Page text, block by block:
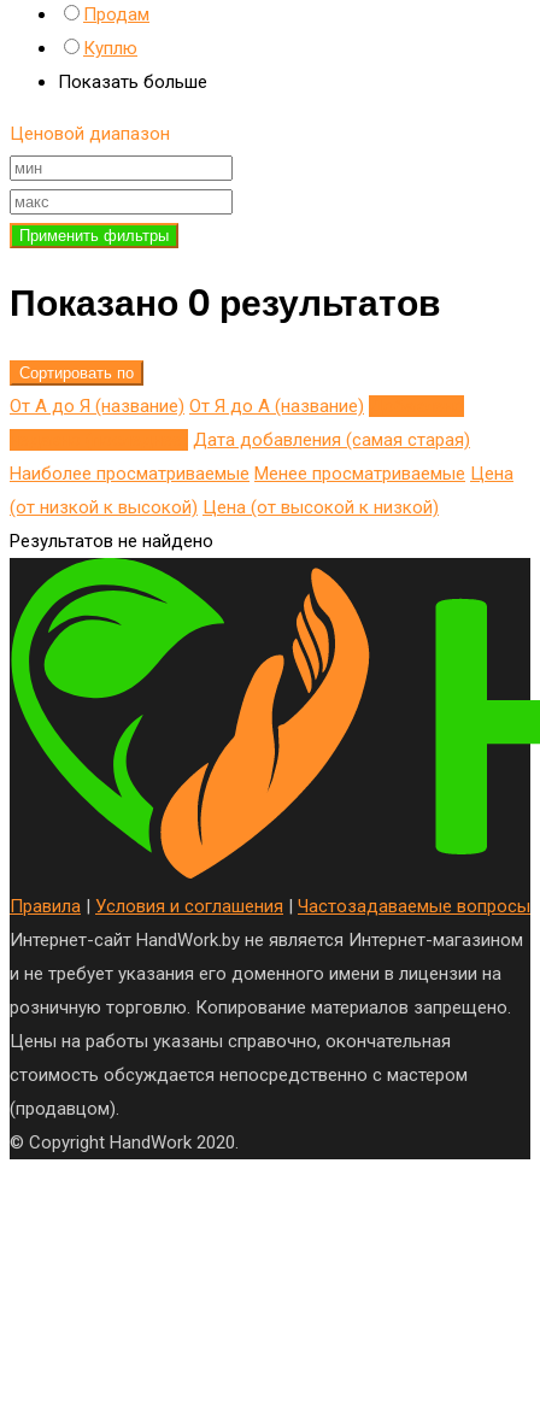
Продам
Куплю
Показать больше
Ценовой диапазон
Применить фильтры
Показано 0 результатов
Сортировать по
От А до Я (название) От Я до A (название)
Дата добавления (самая старая)
Наиболее просматриваемые Менее просматриваемые Цена
(от низкой к высокой) Цена (от высокой к низкой)
Результатов не найдено
Правила | Условия и соглашения | Частозадаваемые вопросы
Интернет-сайт HandWork.by не является Интернет-магазином
и не требует указания его доменного имени в лицензии на
розничную торговлю. Копирование материалов запрещено.
Цены на работы указаны справочно, окончательная
стоимость обсуждается непосредственно с мастером
(продавцом).
© Copyright HandWork 2020.